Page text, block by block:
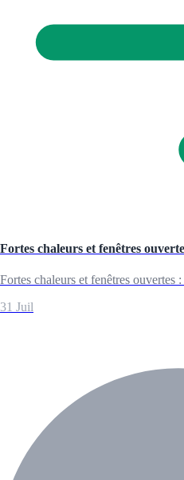
Fortes chaleurs et fenêtres
Fortes chaleurs et fenêtres
31 Juil